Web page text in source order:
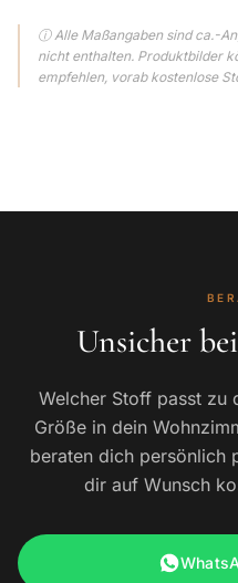
ⓘ Alle Maßangaben sind ca.-
nicht enthalten. Produktbilder
empfehlen, vorab kostenlose
Unsicher
Welcher Stoff passt zu
Größe in dein
beraten dich persönlich
dir auf Wunsch